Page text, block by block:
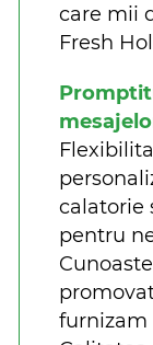
care mii
Fresh
calatorie
pentru
furnizam